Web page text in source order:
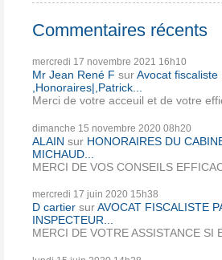
Commentaires récents
mercredi 17 novembre 2021 16h10
Mr Jean René F surAvocat fiscaliste
,Honoraires|,Patrick...
Merci de votre acceuil et de votre
dimanche 15 novembre 2020 08h20
ALAIN sur HONORAIRES DU
MICHAUD...
MERCI DE VOS CONSEILS
mercredi 17 juin 2020 15h38
D cartier surAVOCAT FISCALISTE
INSPECTEUR...
MERCI DE VOTRE ASSISTANCE SI